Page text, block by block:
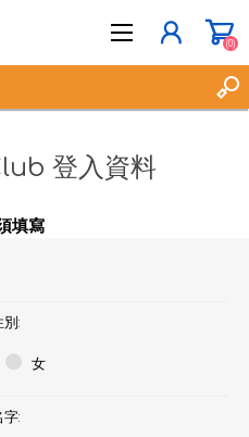
(0)
登入資料
填寫
別:
女
字: